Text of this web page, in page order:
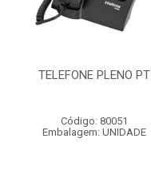
TELEFONE PLENO PT
Código: 80051
Embalagem: UNIDADE